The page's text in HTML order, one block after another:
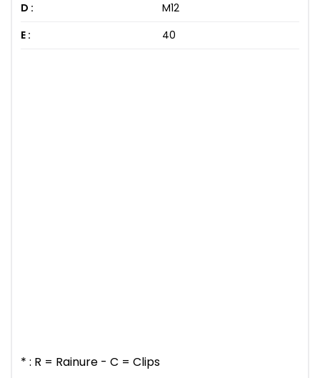
D :
M12
E :
40
* : R = Rainure - C = Clips